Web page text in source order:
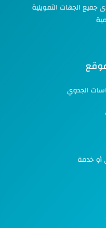
جميع الجهات التمويلية
الجدوي
خدمة